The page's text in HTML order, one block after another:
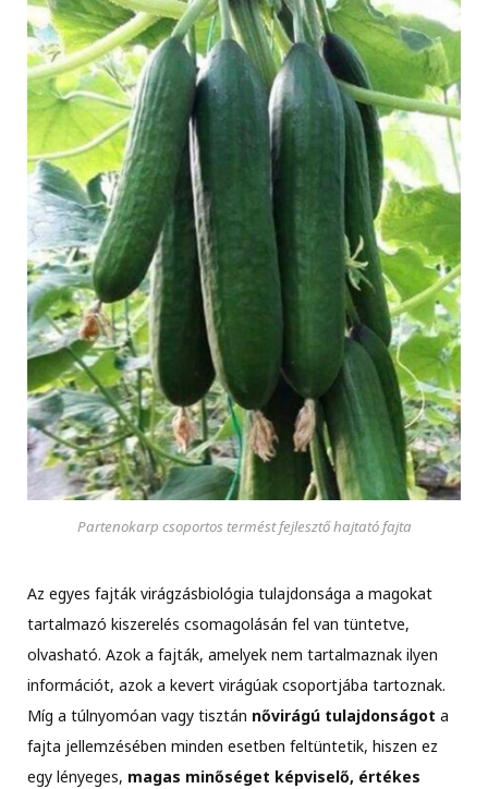
Partenokarp csoportos termést fejlesztő hajtató fajta
Az egyes fajták virágzásbiológia tulajdonsága a magokat
tartalmazó kiszerelés csomagolásán fel van tüntetve,
olvasható. Azok a fajták, amelyek nem tartalmaznak ilyen
információt, azok a kevert virágúak csoportjába tartoznak.
Míg a túlnyomóan vagy tisztán nővirágú tulajdonságot a
fajta jellemzésében minden esetben feltüntetik, hiszen ez
egy lényeges, magas minőséget képviselő, értékes